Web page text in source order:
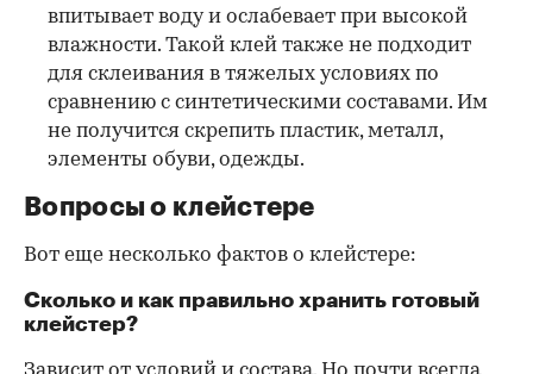
впитывает воду и ослабевает при высокой
влажности. Такой клей также не подходит
для склеивания в тяжелых условиях по
сравнению с синтетическими составами. Им
не получится скрепить пластик, металл,
элементы обуви, одежды.
Вопросы о клейстере
Вот еще несколько фактов о клейстере:
Сколько и как правильно хранить готовый
клейстер?